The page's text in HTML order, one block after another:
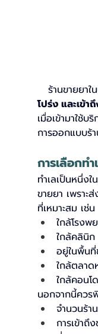
ร้านขาย
โปร่ง และเข้า
เมื่อเข้ามาใช้บริ
การออกแบบร้
การเลือกท
ทำเลเป็นหนึ่ง
ขายยา เพราะ
ที่เหมาะสม เช่น
ใกล้โรงพ
ใกล้คลินิก
อยู่ในพื้น
ใกล้ตลา
ใกล้คอนโ
นอกจากนี้ควร
จำนวนร้า
การเข้าถึ